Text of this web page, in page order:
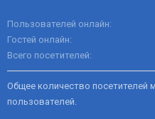
Пользователей онлайн
Гостей онлайн
Всего посетителей
Общее количество
пользователей.